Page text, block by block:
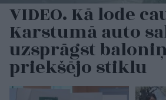
VIDEO. Kā lode
Karstumā auto
uzsprāgst
priekšējo stiklu